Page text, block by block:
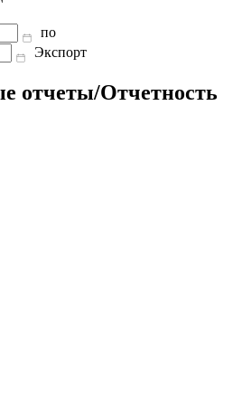
и
32
643
792
по
отчеты/Отчетность